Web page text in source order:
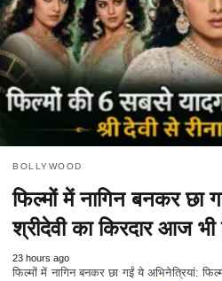
BOLLYWOOD
फिल्मों में नागिन बनकर छा
श्रीदेवी का किरदार आज
23 hours ago
फिल्मों में नागिन बनकर छा गईं ये अभिनेत्रियां: